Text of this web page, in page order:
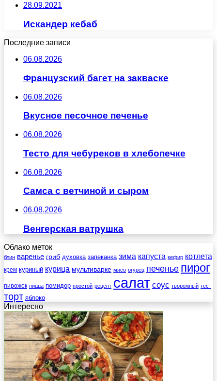
28.09.2021
Искандер кебаб
Последние записи
06.08.2026
Французский багет на закваске
06.08.2026
Вкусное песочное печенье
06.08.2026
Тесто для чебуреков в хлебопечке
06.08.2026
Самса с ветчиной и сыром
06.08.2026
Венгерская ватрушка
Облако меток
блин варенье гриб духовка запеканка зима капуста кефир котлета
крем куриный курица мультиварке мясо огурец печенье пирог
пирожок пицца помидор простой рецепт салат соус творожный тест
торт яблоко
Интересно